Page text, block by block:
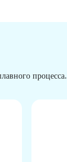
процесса.